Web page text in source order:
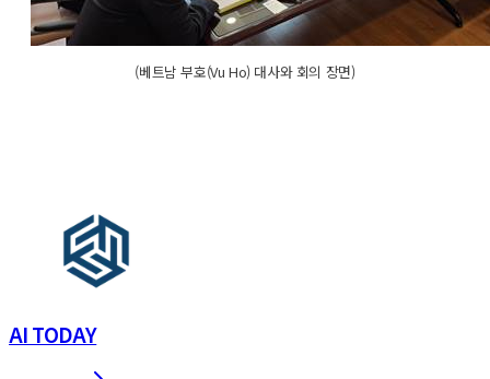
(베트남 부호(Vu Ho) 대사와 회의 장면)
AI TODAY